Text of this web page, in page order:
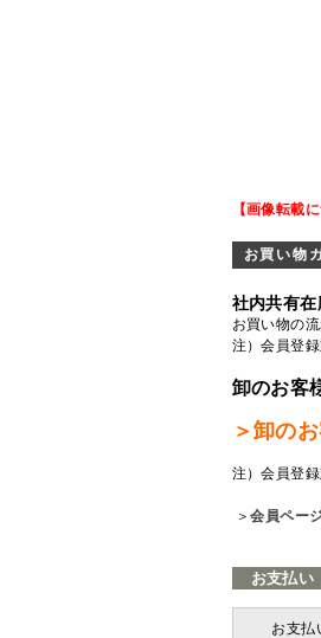
【画像転載
お買
社内共有
お買い物の
注）会員登
卸のお客
＞卸の
注）会員登
＞会員ペー
お支払い
お支払